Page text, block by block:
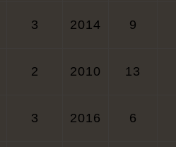
3 2014 9
2 2010 13
3 2016 6